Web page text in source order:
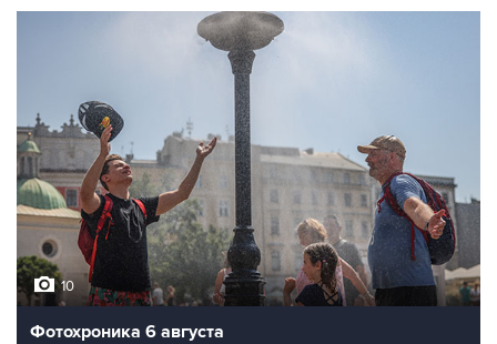
10
Фотохроника 6 августа